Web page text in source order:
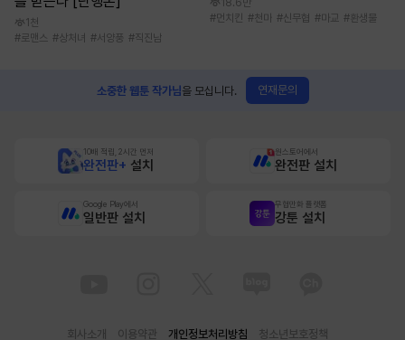
1천
#로맨스 #상처녀 #서양풍 #직진남
18.6만
#먼치킨 #천마 #신무협 #마교 #환생물
소중한 웹툰 작가님을 모십니다. 연재문의
10배 적립, 2시간 먼저
완전판+ 설치
원스토어에서
완전판 설치
Google Play에서
일반판 설치
무협만화 플랫폼
강툰 설치
회사소개 이용약관 개인정보처리방침 청소년보호정책